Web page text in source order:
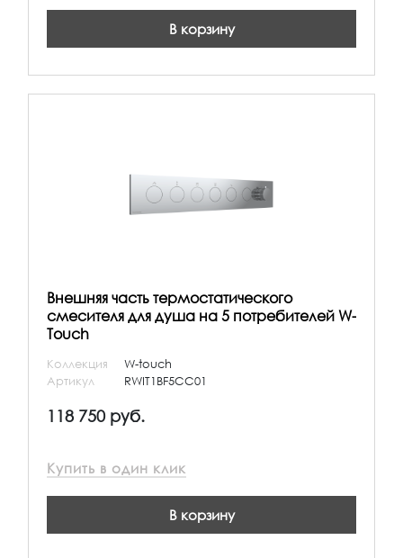
В корзину
Внешняя часть термостатического
смесителя для душа на 5 потребителей W-
Touch
Коллекция
W-touch
Артикул
RWIT1BF5CC01
118 750 руб.
Купить в один клик
В корзину